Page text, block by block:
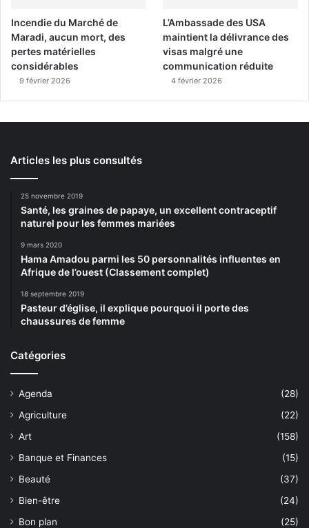
Incendie du Marché de
Maradi, aucun mort, des
pertes matérielles
considérables
9 février 2026
L’Ambassade des USA
maintient la délivrance des
visas malgré une
communication réduite
4 février 2026
Articles les plus consultés
25 novembre 2019
Santé, les graines de papaye, un excellent contraceptif
naturel pour les femmes mariées
9 mars 2020
Hama Amadou parmi les 50 personnalités influentes en
Afrique de l’ouest (Classement complet)
18 septembre 2019
Pasteur d’église, il explique pourquoi il porte des
chaussures de femme
Catégories
Agenda
(28)
Agriculture
(22)
Art
(158)
Banque et Finances
(15)
Beauté
(37)
Bien-être
(24)
Bon plan
(25)